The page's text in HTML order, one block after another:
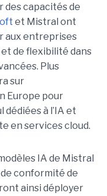
des capacités de
et Mistral ont
aux entreprises
de flexibilité dans
Plus
sur
Europe pour
à l’IA et
en services cloud.
IA de Mistral
conformité de
ainsi déployer